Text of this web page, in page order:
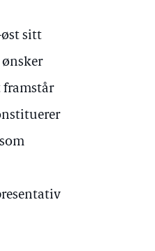
øst sitt
ønsker
framstår